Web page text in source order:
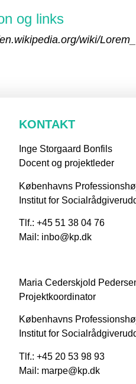
og links
wiki/
KONTAKT
Inge Storgaard Bonfils
Docent og projektleder
Københavns
Institut for
Tlf.: +45 51 38 04 76
Mail: inbo@kp.dk
Maria Cederskjold
Projektkoordinator
Københavns
Institut for
Tlf.: +45 20 53 98 93
Mail: marpe@kp.dk